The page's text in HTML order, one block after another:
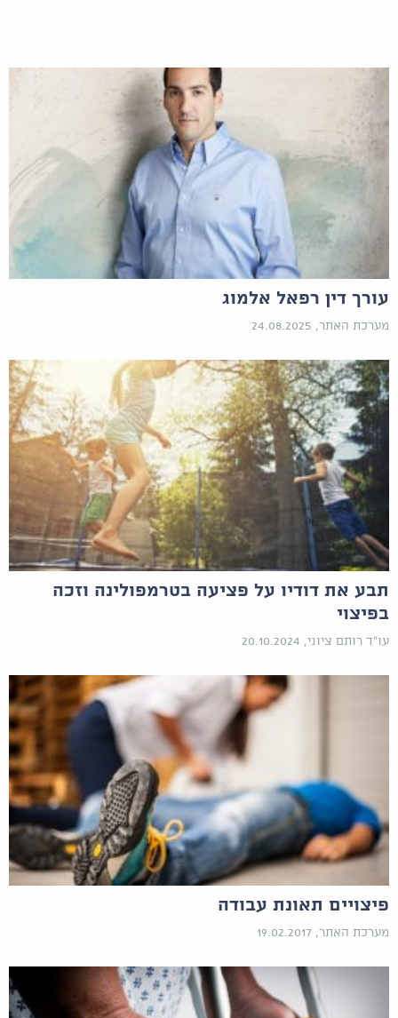
עורך דין רפאל אלמוג
מערכת האתר, 24.08.2025
תבע את דודיו על פציעה בטרמפולינה וזכה
בפיצוי
עו"ד רותם ציוני, 20.10.2024
פיצויים תאונת עבודה
מערכת האתר, 19.02.2017